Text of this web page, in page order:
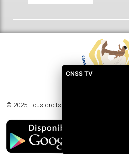
© 2025, Tous droits réservés - Caisse
CNSS TV